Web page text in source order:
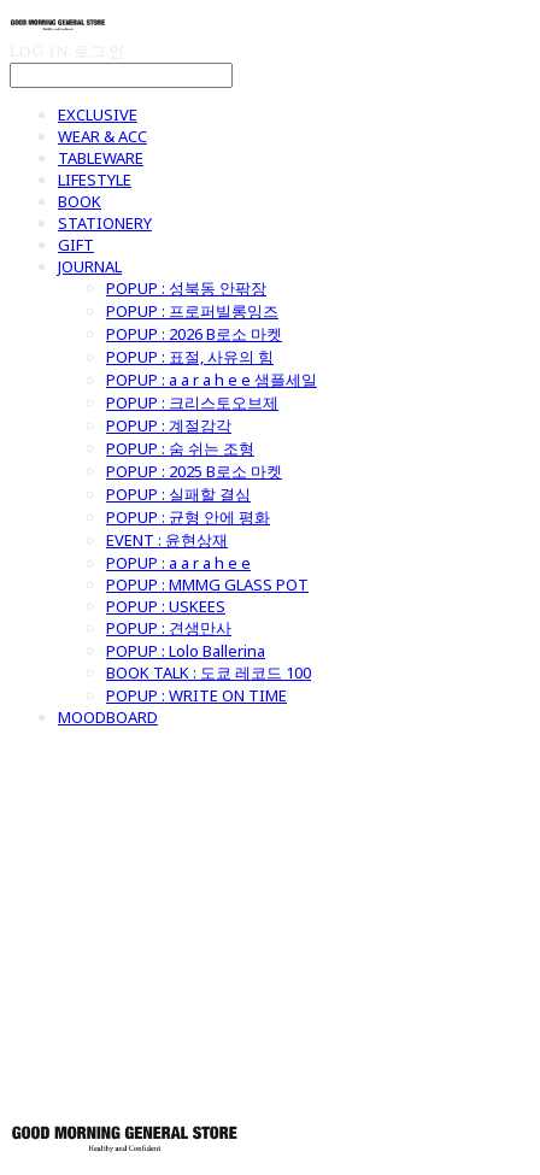
EXCLUSIVE
WEAR & ACC
TABLEWARE
LIFESTYLE
BOOK
STATIONERY
GIFT
JOURNAL
POPUP : 성북동 안팎장
POPUP : 프로퍼빌롱잉즈
POPUP : 2026 B로소 마켓
POPUP : 표절, 사유의 힘
POPUP : a a r a h e e 샘플세일
POPUP : 크리스토오브제
POPUP : 계절감각
POPUP : 숨 쉬는 조형
POPUP : 2025 B로소 마켓
POPUP : 실패할 결심
POPUP : 균형 안에 평화
EVENT : 윤현상재
POPUP : a a r a h e e
POPUP : MMMG GLASS POT
POPUP : USKEES
POPUP : 견생만사
POPUP : Lolo Ballerina
BOOK TALK : 도쿄 레코드 100
POPUP : WRITE ON TIME
MOODBOARD